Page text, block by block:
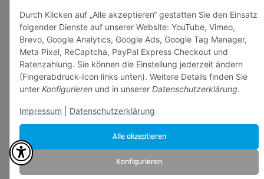
Alle akzeptieren
Konfigurieren
Durch Klicken auf „Alle akzeptieren“ gestatten Sie den Einsatz
folgender Dienste auf unserer Website: YouTube, Vimeo,
Brevo, Google Analytics, Google Ads, Google Tag Manager,
Meta Pixel, ReCaptcha, PayPal Express Checkout und
Ratenzahlung. Sie können die Einstellung jederzeit ändern
(Fingerabdruck-Icon links unten). Weitere Details finden Sie
unter Konfigurieren und in unserer Datenschutzerklärung.
Impressum Datenschutzerklärung